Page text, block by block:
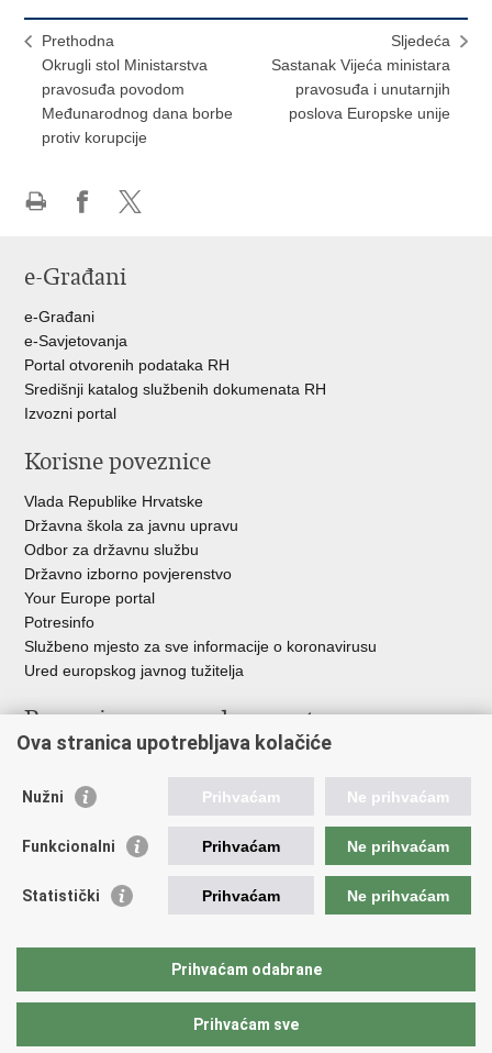
Prethodna
Okrugli stol Ministarstva
pravosuđa povodom
Međunarodnog dana borbe
protiv korupcije
Sljedeća
Sastanak Vijeća ministara
pravosuđa i unutarnjih
poslova Europske unije
FacebookuTwitteru
e-Građani
e-Građani
e-Savjetovanja
Portal otvorenih podataka RH
Središnji katalog službenih dokumenata RH
Izvozni portal
Korisne poveznice
Vlada Republike Hrvatske
Državna škola za javnu upravu
Odbor za državnu službu
Državno izborno povjerenstvo
Your Europe portal
Potresinfo
Službeno mjesto za sve informacije o koronavirusu
Ured europskog javnog tužitelja
Poveznice pravosudnog sustava
Državno odvjetništvo
Ured za suzbijanje korupcije i organiziranog kriminaliteta
Državno sudbeno vijeće
Državnoodvjetničko vijeće
Hrvatska odvjetnička komora
Europski pravosudni portal
Ova stranica upotrebljava kolačiće
Nužni Prihvaćam Ne prihvaćam
Funkcionalni Prihvaćam Ne prihvaćam
Statistički Prihvaćam Ne prihvaćam
Prihvaćam odabrane
Prihvaćam sve